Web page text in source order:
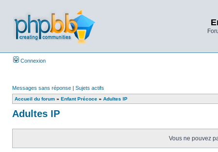
Connexion
Messages sans réponse | Sujets actifs
Accueil du forum » Enfant Précoce » Adultes IP
Adultes IP
Vous ne pouvez